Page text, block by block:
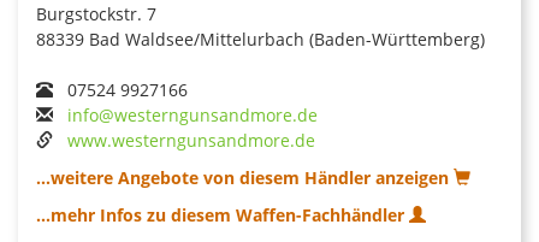
Burgstockstr. 7
88339 Bad Waldsee/Mittelurbach (Baden-Württemberg)
07524 9927166
info@westerngunsandmore.de
www.westerngunsandmore.de
...weitere Angebote von diesem Händler anzeigen
...mehr Infos zu diesem Waffen-Fachhändler